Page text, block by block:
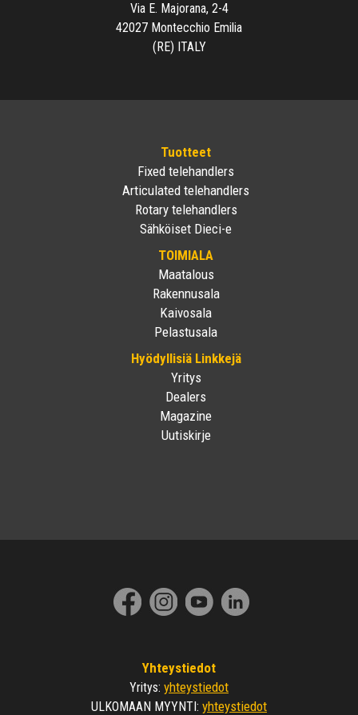
Via E. Majorana, 2-4
42027 Montecchio Emilia
(RE) ITALY
Tuotteet
Fixed telehandlers
Articulated telehandlers
Rotary telehandlers
Sähköiset Dieci-e
TOIMIALA
Maatalous
Rakennusala
Kaivosala
Pelastusala
Hyödyllisiä Linkkejä
Yritys
Dealers
Magazine
Uutiskirje
Yhteystiedot
Yritys: yhteystiedot
ULKOMAAN MYYNTI: yhteystiedot